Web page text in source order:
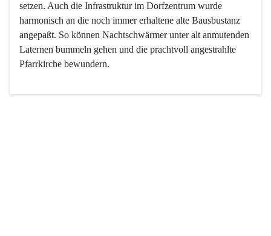
setzen. Auch die Infrastruktur im Dorfzentrum wurde
harmonisch an die noch immer erhaltene alte Bausbustanz
angepaßt. So können Nachtschwärmer unter alt anmutenden
Laternen bummeln gehen und die prachtvoll angestrahlte
Pfarrkirche bewundern.
Der Weinbau dominert heute nicht mehr, ist aber integrativer